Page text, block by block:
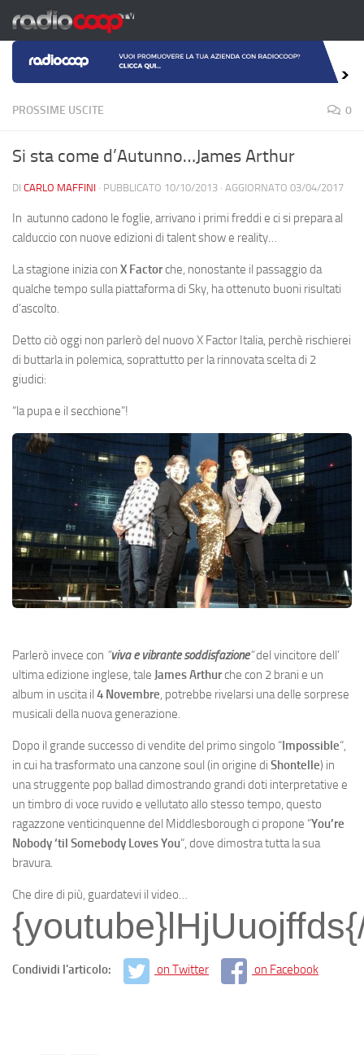
Salta al contenuto
PROSSIME USCITE 0
Si sta come d’Autunno…James Arthur
DI CARLO MAFFINI · PUBBLICATO 10/10/2013 · AGGIORNATO 03/04/2017
In autunno cadono le foglie, arrivano i primi freddi e ci si prepara al
calduccio con nuove edizioni di talent show e reality…
La stagione inizia con X Factorche, nonostante il passaggio da
qualche tempo sulla piattaforma di Sky, ha ottenuto buoni risultati
d’ascolto.
Detto ciò oggi non parlerò del nuovo X Factor Italia, perchè rischierei
di buttarla in polemica, soprattutto per la rinnovata scelta di 2
giudici:
“la pupa e il secchione”!
Parlerò invece con “viva e vibrante soddisfazione“del vincitore dell’
ultima edizione inglese, tale James Arthurche con 2 brani e un
album in uscita il 4 Novembre, potrebbe rivelarsi una delle sorprese
musicali della nuova generazione.
Dopo il grande successo di vendite del primo singolo “ Impossible“,
in cui ha trasformato una canzone soul (in origine di Shontelle) in
una struggente pop ballad dimostrando grandi doti interpretative e
un timbro di voce ruvido e vellutato allo stesso tempo, questo
ragazzone venticinquenne del Middlesborough ci propone “You’re
Nobody ‘til Somebody Loves You“, dove dimostra tutta la sua
bravura.
Che dire di più, guardatevi il video…
{youtube}lHjUuojffds
Condividi l'articolo: on Twitter on Facebook